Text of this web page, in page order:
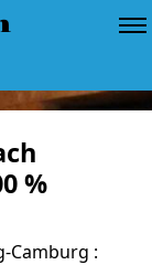
%
Camburg :